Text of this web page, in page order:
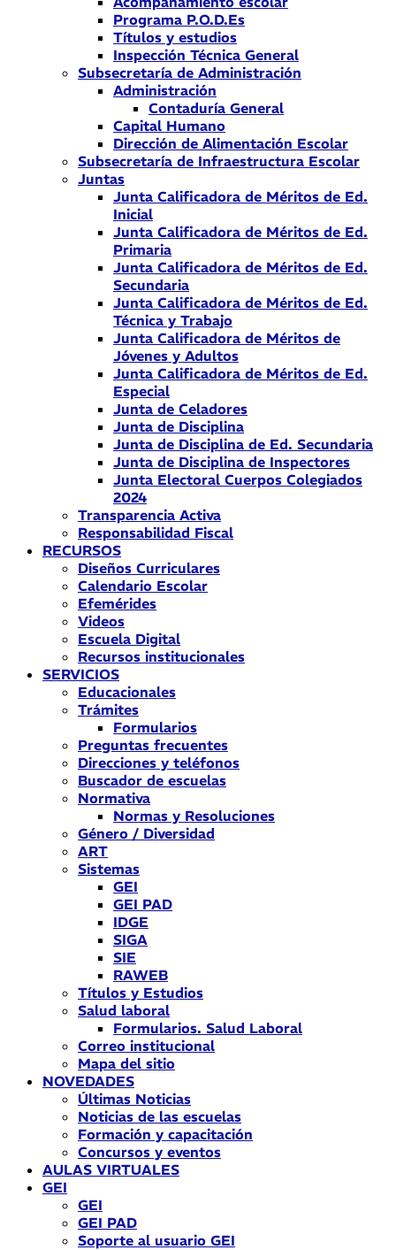
Programa P.O.D.Es
Títulos y estudios
Inspección Técnica General
Subsecretaría de Administración
Administración
Contaduría General
Capital Humano
Dirección de Alimentación Escolar
Subsecretaría de Infraestructura Escolar
Juntas
Junta Calificadora de Méritos de Ed.
Inicial
Junta Calificadora de Méritos de Ed.
Primaria
Junta Calificadora de Méritos de Ed.
Secundaria
Junta Calificadora de Méritos de Ed.
Técnica y Trabajo
Junta Calificadora de Méritos de
Jóvenes y Adultos
Junta Calificadora de Méritos de Ed.
Especial
Junta de Celadores
Junta de Disciplina
Junta de Disciplina de Ed. Secundaria
Junta de Disciplina de Inspectores
Junta Electoral Cuerpos Colegiados
2024
Transparencia Activa
Responsabilidad Fiscal
RECURSOS
Diseños Curriculares
Calendario Escolar
Efemérides
Videos
Escuela Digital
Recursos institucionales
SERVICIOS
Educacionales
Trámites
Formularios
Preguntas frecuentes
Direcciones y teléfonos
Buscador de escuelas
Normativa
Normas y Resoluciones
Género / Diversidad
ART
Sistemas
GEI
GEI PAD
IDGE
SIGA
SIE
RAWEB
Títulos y Estudios
Salud laboral
Formularios. Salud Laboral
Correo institucional
Mapa del sitio
NOVEDADES
Últimas Noticias
Noticias de las escuelas
Formación y capacitación
Concursos y eventos
AULAS VIRTUALES
GEI
GEI
GEI PAD
Soporte al usuario GEI